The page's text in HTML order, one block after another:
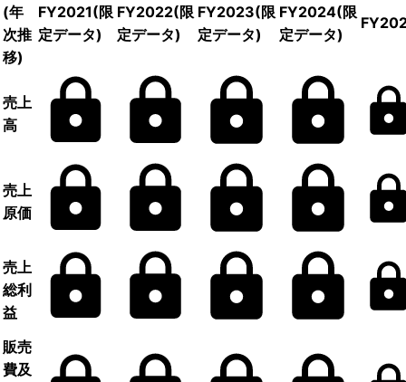
(年
次推
移)
FY2021(限
定データ)
FY2022(限
定データ)
FY2023(限
定データ)
FY2024(限
定データ)
売上
高
売上
原価
売上
総利
益
販売
費及